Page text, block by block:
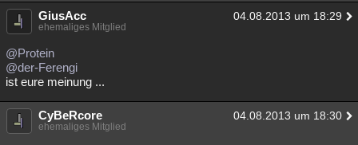
Philosophie Literatur
Astronomie
Musik Clash
Übersichten
Besucht Teilgenommen
GiusAcc 04.08.2013 um 18:29
ehemaliges Mitglied
@Protein
@der-Ferengi
ist eure meinung ...
CyBeRcore 04.08.2013 um 18:30
ehemaliges Mitglied